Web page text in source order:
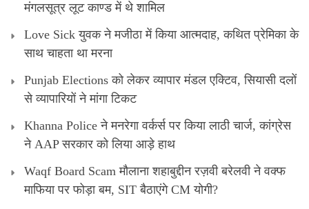
मंगलसूत्र लूट काण्‍ड में थे शामिल
Love Sick युवक ने मजीठा में किया आत्मदाह, कथित प्रेमिका के
साथ चाहता था मरना
Punjab Elections को लेकर व्यापार मंडल एक्टिव, सियासी दलों
से व्यापारियों ने मांगा टिकट
Khanna Police ने मनरेगा वर्कर्स पर किया लाठी चार्ज, कांग्रेस
ने AAP सरकार को लिया आड़े हाथ
Waqf Board Scam मौलाना शहाबुद्दीन रज़वी बरेलवी ने वक्फ
माफिया पर फोड़ा बम, SIT बैठाएंगे CM योगी?